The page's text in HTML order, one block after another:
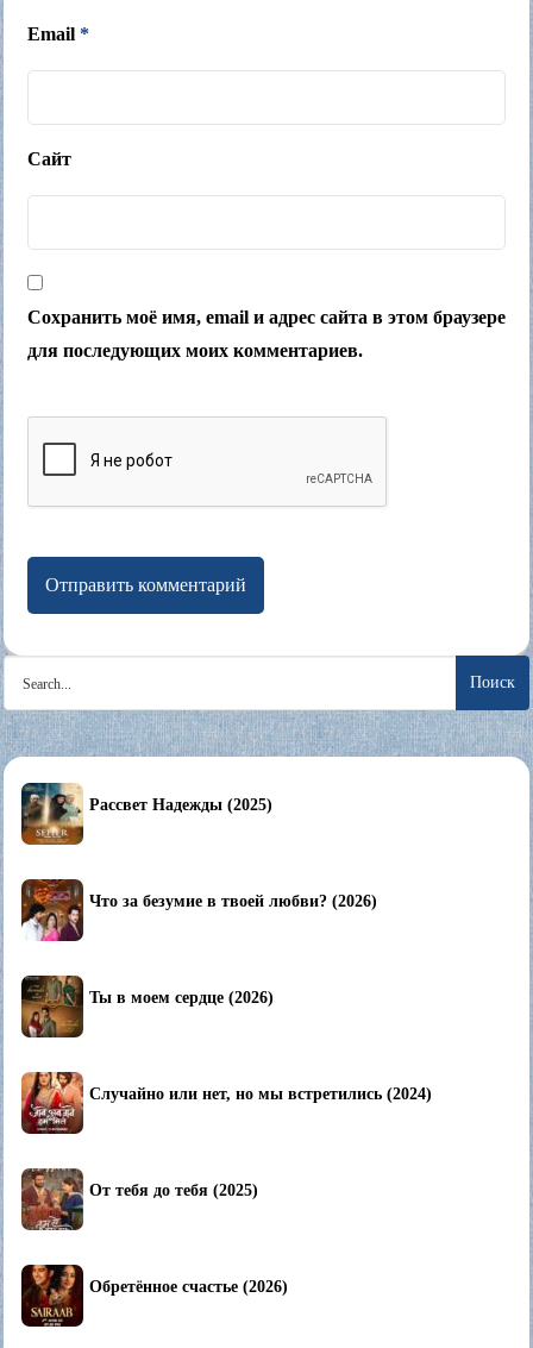
Email *
Сайт
Сохранить моё имя, email и адрес сайта в этом браузере
для последующих моих комментариев.
Search
for:
Рассвет Надежды (2025)
Что за безумие в твоей любви? (2026)
Ты в моем сердце (2026)
Случайно или нет, но мы встретились (2024)
От тебя до тебя (2025)
Обретённое счастье (2026)